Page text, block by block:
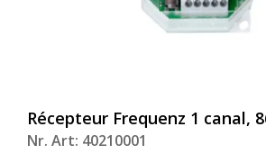
Récepteur Frequenz 1 canal,
Nr. Art: 40210001